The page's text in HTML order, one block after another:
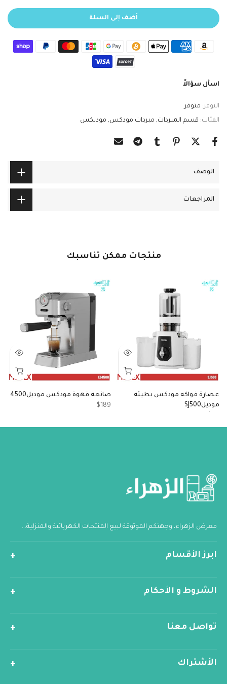
أضف إلى السلة
اسأل سؤالاً
التوفر: متوفر
الفئات: قسم المبردات مبردات مودكس موديكس
الوصف
المراجعات
منتجات ممكن تناسبك
عصارة فواكه مودكس بطيئة
موديلSJ500
صانعة قهوة مودكس موديل4500
$189
معرض الزهراء، وجهتكم الموثوقة لبيع المنتجات الكهربائية والمنزلية...
ابرز الأقسام
الشروط و الأحكام
تواصل معنا
الأشتراك